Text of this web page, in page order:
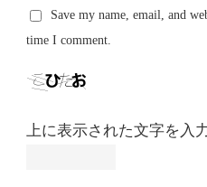
Save my name, email, and
time I comment.
上に表示された文字を入